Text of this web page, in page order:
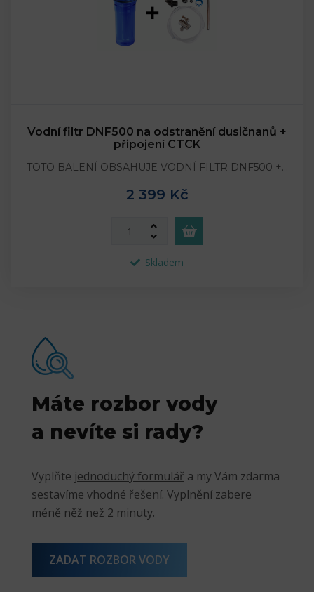
Vodní filtr DNF500 na odstranění dusičnanů +
připojení CTCK
TOTO BALENÍ OBSAHUJE VODNÍ FILTR DNF500 +…
2 399 Kč
Skladem
Máte rozbor vody
a nevíte si rady?
Vyplňte jednoduchý formulář a my Vám zdarma
sestavíme vhodné řešení. Vyplnění zabere
méně něž než 2 minuty.
ZADAT ROZBOR VODY